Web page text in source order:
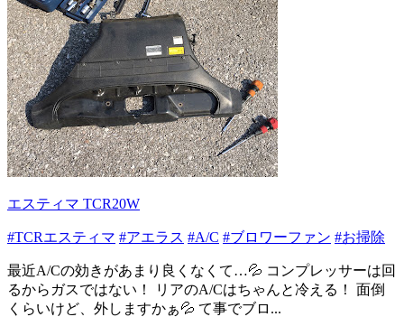
エスティマ TCR20W
#TCRエスティマ #アエラス #A/C #ブロワーファン #お掃除
最近A/Cの効きがあまり良くなくて…💦 コンプレッサーは回
るからガスではない！ リアのA/Cはちゃんと冷える！ 面倒
くらいけど、外しますかぁ💦 て事でブロ...